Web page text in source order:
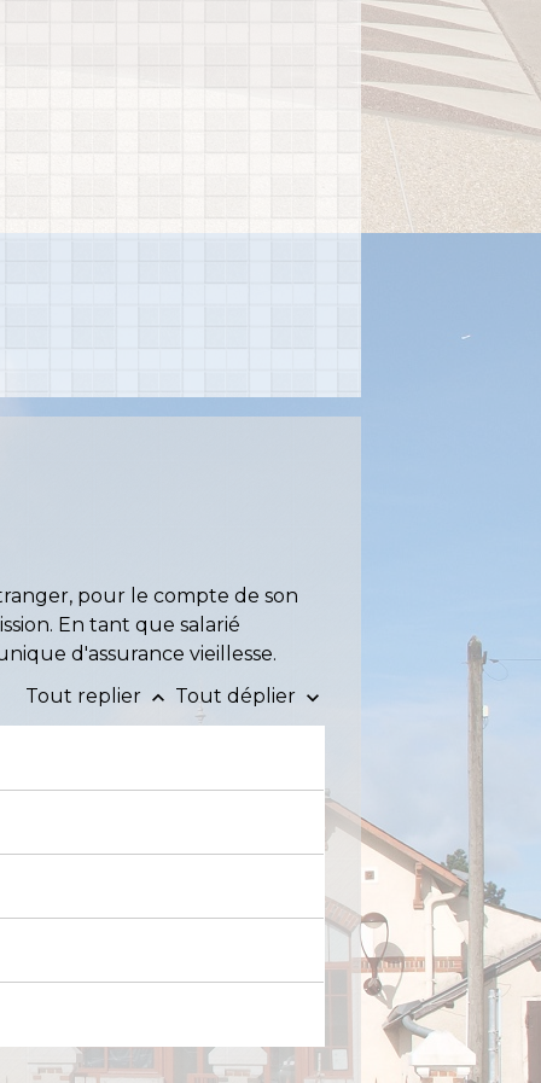
pour le compte de son
En tant que salarié
d'assurance vieillesse.
Tout replier keyboard_arrow_up Tout déplier keyboard_arrow_down